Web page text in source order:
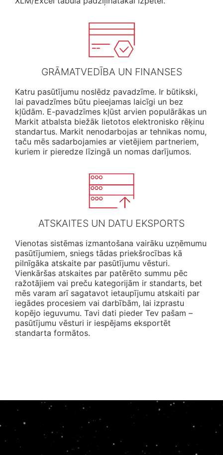
GRĀMATVEDĪBA UN FINANSES
Katru pasūtījumu noslēdz pavadzīme. Ir būtikski,
lai pavadzīmes būtu pieejamas laicīgi un bez
kļūdām. E-pavadzīmes kļūst arvien populārākas un
Markit atbalsta biežāk lietotos elektronisko rēķinu
standartus. Markit nenodarbojas ar tehnikas nomu,
taču mēs sadarbojamies ar vietējiem partneriem,
kuriem ir pieredze līzingā un nomas darījumos.
ATSKAITES UN DATU EKSPORTS
Vienotas sistēmas izmantošana vairāku uzņēmumu
pasūtījumiem, sniegs tādas priekšrocības kā
pilnīgāka atskaite par pasūtījumu vēsturi.
Vienkāršas atskaites par patērēto summu pēc
ražotājiem vai preču kategorijām ir standarts, bet
mēs varam arī sagatavot ietaupījumu atskaiti par
iegādes procesiem vai darbībām, lai izprastu
kopējo ieguvumu. Tavi dati pieder Tev pašam –
pasūtījumu vēsturi ir iespējams eksportēt
standarta formātos.